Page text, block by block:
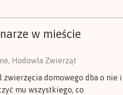
w mieście
Hodowla Zwierząt
zwierzęcia domowego dba o nie i
mu wszystkiego, co